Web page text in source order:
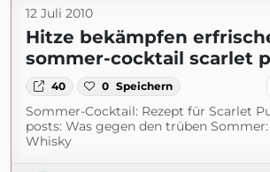
12 Juli 2010
Hitze bekämpfen
sommer-cocktail scarlet
40 0 Speichern
Sommer-Cocktail: Rezept für Scarlet
posts: Was gegen den trüben
Whisky